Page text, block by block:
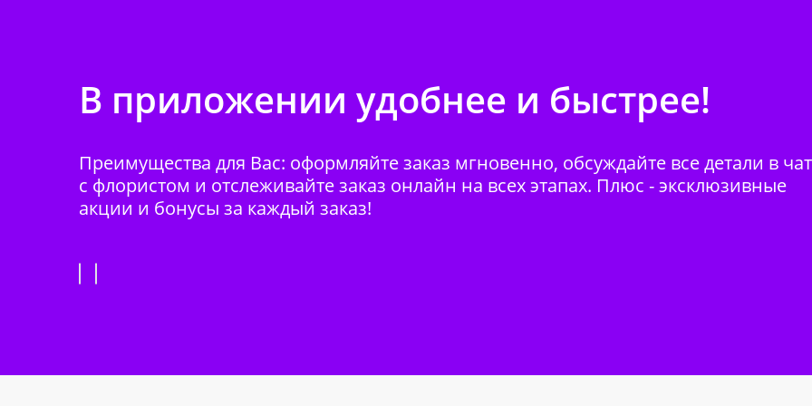
В приложении удобнее и быстрее!
Преимущества для Вас: оформляйте заказ мгновенно, обсуждайте все детали в
с флористом и отслеживайте заказ онлайн на всех этапах. Плюс - эксклюзивные
акции и бонусы за каждый заказ!